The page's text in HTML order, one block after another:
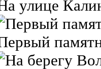
улице